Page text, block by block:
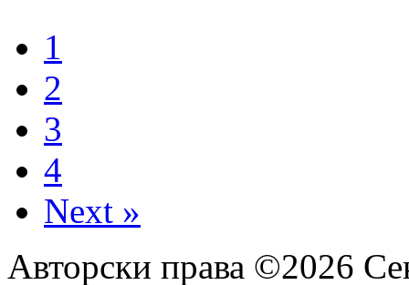
1
2
3
4
Next »
Авторски права ©2026